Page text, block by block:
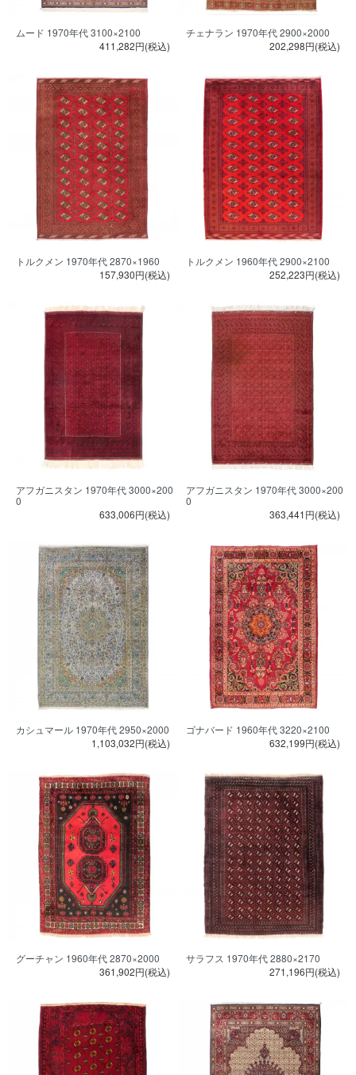
ムード 1970年代 3100×2100
411,282円(税込)
チェナラン 1970年代 2900×2000
202,298円(税込)
トルクメン 1970年代 2870×1960
157,930円(税込)
トルクメン 1960年代 2900×2100
252,223円(税込)
アフガニスタン 1970年代 3000×200
0
633,006円(税込)
アフガニスタン 1970年代 3000×200
0
363,441円(税込)
カシュマール 1970年代 2950×2000
1,103,032円(税込)
ゴナバード 1960年代 3220×2100
632,199円(税込)
グーチャン 1960年代 2870×2000
361,902円(税込)
サラフス 1970年代 2880×2170
271,196円(税込)